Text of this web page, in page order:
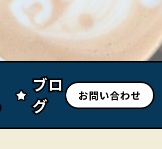
ブロ
グ
ブロ
グ
お問い合わせ